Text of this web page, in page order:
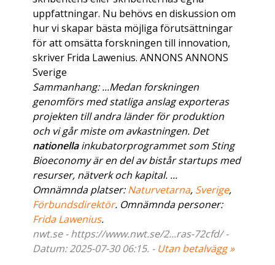
uppfattningar. Nu behövs en diskussion om
hur vi skapar bästa möjliga förutsättningar
för att omsätta forskningen till innovation,
skriver Frida Lawenius. ANNONS ANNONS
Sverige
Sammanhang: ...Medan forskningen
genomförs med statliga anslag exporteras
projekten till andra länder för produktion
och vi går miste om avkastningen. Det
nationellainkubatorprogrammet som Sting
Bioeconomy är en del av bistår startups med
resurser, nätverk och kapital. ...
Omnämnda platser:Naturvetarna, Sverige,
Förbundsdirektör. Omnämnda personer:
Frida Lawenius.
nwt.se - https://www.nwt.se/2...ras-72cfd/ -
Datum: 2025-07-30 06:15. - Utan betalvägg »